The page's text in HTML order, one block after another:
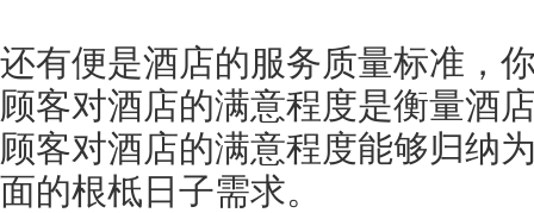
还有便是酒店的服务质量标准，
顾客对酒店的满意程度是衡量酒
顾客对酒店的满意程度能够归纳
面的根柢日子需求。